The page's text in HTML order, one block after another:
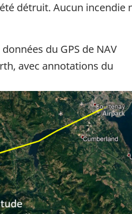
détruit. Aucun incendie
du GPS de NAV
avec annotations du